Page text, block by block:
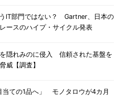
IT部門ではない？ Gartner、日本の
ースのハイプ・サイクル発表
を隠れみのに侵入 信頼された基盤を
威【調査】
当ての1品へ」 モノタロウが4カ月